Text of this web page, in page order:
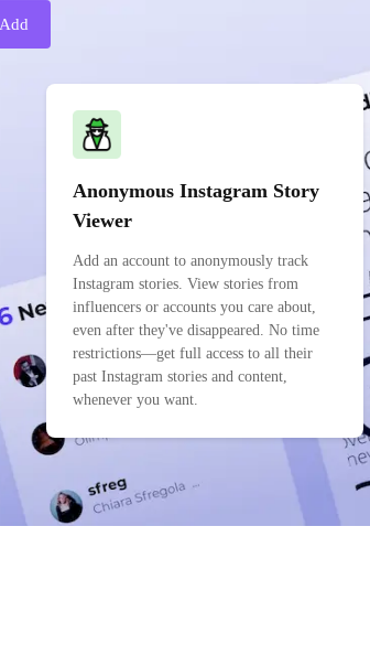
Anonymous Instagram Story
Viewer
Add an account to anonymously track
Instagram stories. View stories from
influencers or accounts you care about,
even after they've disappeared. No time
restrictions—get full access to all their
past Instagram stories and content,
whenever you want.